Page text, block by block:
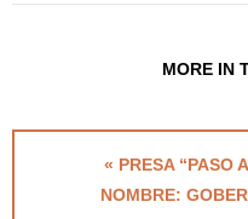
MORE IN
« PRESA “PASO
NOMBRE: